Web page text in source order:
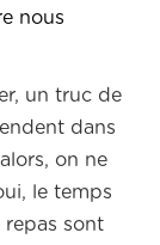
nous
un truc de
dans
on ne
le temps
sont